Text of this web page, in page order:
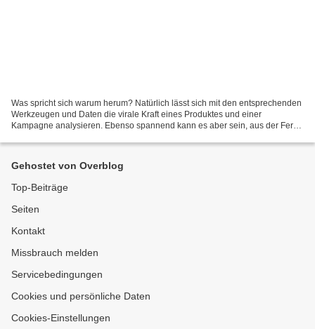
Was spricht sich warum herum? Natürlich lässt sich mit den entsprechenden
Werkzeugen und Daten die virale Kraft eines Produktes und einer
Kampagne analysieren. Ebenso spannend kann es aber sein, aus der Ferne
Gehostet von Overblog
Top-Beiträge
Seiten
Kontakt
Missbrauch melden
Servicebedingungen
Cookies und persönliche Daten
Cookies-Einstellungen